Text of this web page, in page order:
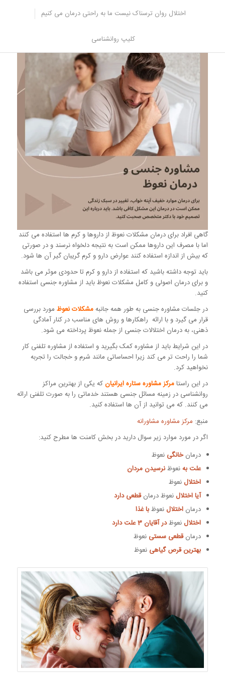
اختلال روان ترسناک نیست ما به راحتی درمان می کنیم
کلیپ روانشناسی
گاهی افراد برای درمان مشکلات نعوظ از داروها و کرم ها استفاده می کنند
اما با مصرف این داروها ممکن است به نتیجه دلخواه نرسند و در صورتی
که بیش از اندازه استفاده کنند عوارض دارو و کرم گریبان گیر آن ها شود.
باید توجه داشته باشید که استفاده از دارو و کرم تا حدودی موثر می باشد
و برای درمان اصولی و کامل مشکلات نعوظ باید از مشاوره جنسی استفاده
کنید.
در جلسات مشاوره جنسی به طور همه جانبهمشکلات نعوظمورد بررسی
قرار می گیرد و با ارائه راهکارها و روش های مناسب در کنار آمادگی
ذهنی، به درمان اختلالات جنسی از جمله نعوظ پرداخته می شود.
در این شرایط باید از مشاوره کمک بگیرید و استفاده از مشاوره تلفنی کار
شما را راحت تر می کند زیرا احساساتی مانند شرم و خجالت را تجربه
نخواهید کرد.
در این راستامرکز مشاوره ستاره ایرانیانکه یکی از بهترین مراکز
روانشناسی در زمینه مسائل جنسی هستند خدماتی را به صورت تلفنی ارائه
می کنند. که می توانید از آن ها استفاده کنید.
منبع: مرکز مشاوره مشاورانه
اگر در مورد موارد زیر سوال دارید در بخش کامنت ها مطرح کنید:
درمانخانگی نعوظ
علت بهنعوظنرسیدن مردان
اختلالنعوظ
آیا اختلالنعوظ درمانقطعی دارد
درمان اختلالنعوظبا غذا
اختلالنعوظدر آقایان 3 علت دارد
درمانقطعی سستی نعوظ
بهترین قرص گیاهی نعوظ